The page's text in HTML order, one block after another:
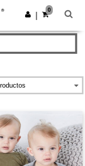
Descargar app
0